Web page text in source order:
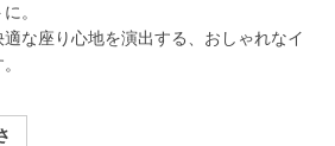
。
な座り心地を演出する、おしゃれなイ